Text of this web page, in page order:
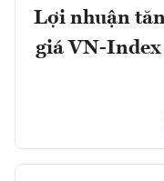
Lợi nhuận
giá VN-Index